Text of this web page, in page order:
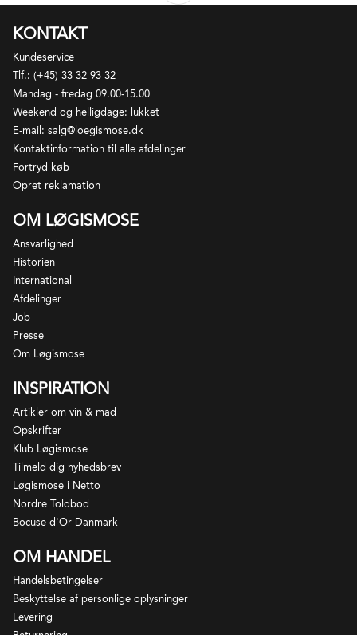
- 2 fl.Spätburgunder 2024, Weingut Fritz Wassmer
- 2 fl.Spätburgunder M 2023, Weingut Fritz Wassmer
Gaven pakkes i en 6 stk. hvid Løgismosekarton med
logo. Pakkegebyr er inkluderet i prisen.
*Der tages forbehold for udsolgte varer og årgange.
I sådanne tilfælde vil du blive kontaktet med forslag
til alternativ erstatning.
KONTAKT
Kundeservice
Tlf.: (+45) 33 32 93 32
Mandag - fredag 09.00-15.00
Weekend og helligdage: lukket
E-mail: salg@loegismose.dk
Kontaktinformation til alle afdelinger
Fortryd køb
Opret reklamation
OM LØGISMOSE
Ansvarlighed
Historien
International
Afdelinger
Job
Presse
Om Løgismose
INSPIRATION
Artikler om vin & mad
Opskrifter
Klub Løgismose
Tilmeld dig nyhedsbrev
Løgismose i Netto
Nordre Toldbod
Bocuse d'Or Danmark
OM HANDEL
Handelsbetingelser
Beskyttelse af personlige oplysninger
Levering